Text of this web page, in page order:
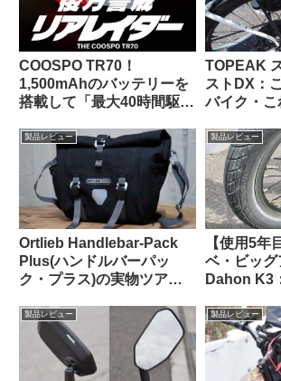
COOSPO TR70！
1,500mAhのバッテリーを
搭載して「最大40時間駆
ダーが爆誕！！【クーポン
あります】
TOPEAK
ストDX：
バイク・こ
思えるほ
クの優等生
製品レビュー
Ortlieb Handlebar-Pack
Plus(ハンドルバーパッ
ク・プラス)の実物ツア
みよう
製品レビュー
【使用5年
ベ・ビッ
Dahon K3
あったか
製品レビュー 製品レビュー